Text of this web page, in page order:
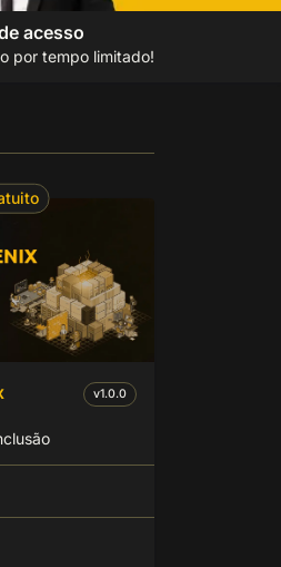
acesso
por tempo limitado!
v1.0.0